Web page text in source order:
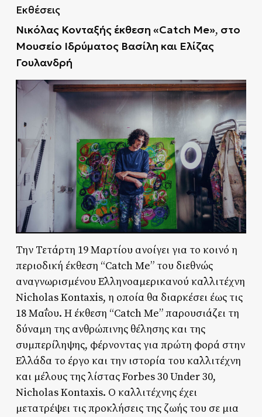
Εκθέσεις
Νικόλας Κονταξής έκθεση «Catch Me», στο
Μουσείο Ιδρύματος Βασίλη και Ελίζας
Γουλανδρή
Την Τετάρτη 19 Μαρτίου ανοίγει για το κοινό η
περιοδική έκθεση “Catch Me” του διεθνώς
αναγνωρισμένου Ελληνοαμερικανού καλλιτέχνη
Nicholas Kontaxis, η οποία θα διαρκέσει έως τις
18 Μαΐου. Η έκθεση “Catch Me” παρουσιάζει τη
δύναμη της ανθρώπινης θέλησης και της
συμπερίληψης, φέρνοντας για πρώτη φορά στην
Ελλάδα το έργο και την ιστορία του καλλιτέχνη
και μέλους της λίστας Forbes 30 Under 30,
Nicholas Kontaxis. Ο καλλιτέχνης έχει
μετατρέψει τις προκλήσεις της ζωής του σε μια